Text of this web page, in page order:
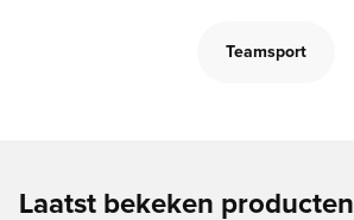
Teamsport
Laatst bekeken producten